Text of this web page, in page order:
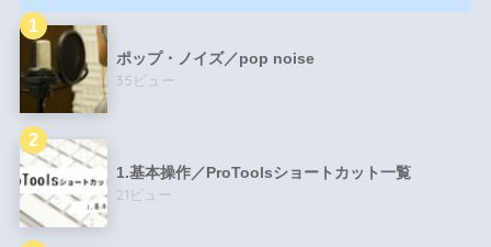
ポップ・ノイズ／pop noise
35ビュー
1.基本操作／ProToolsショートカット一覧
21ビュー